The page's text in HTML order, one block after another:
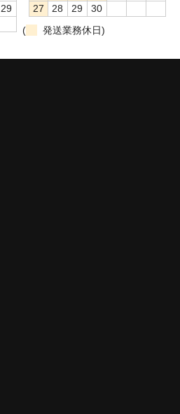
29
27
28 29
30
(
発送業務休日)